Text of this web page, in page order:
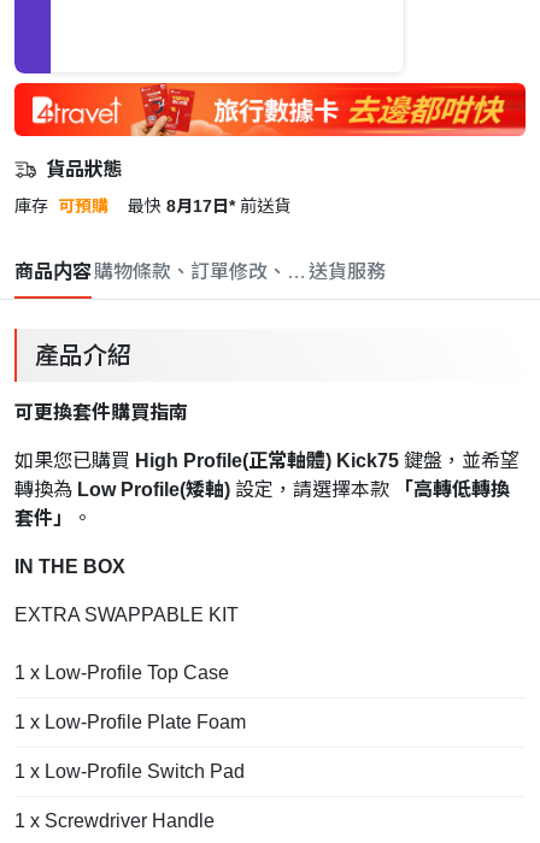
貨品狀態
庫存 可預購 最快 8月17日* 前送貨
商品内容購物條款、訂單修改、取消與退款政策
送貨服務
產品介紹
可更換套件購買指南
如果您已購買 High Profile(正常軸體) Kick75 鍵盤，並希望
轉換為 Low Profile(矮軸) 設定，請選擇本款
「高轉低轉換
套件」
。
IN THE BOX
EXTRA SWAPPABLE KIT
1 x Low-Profile Top Case
1 x Low-Profile Plate Foam
1 x Low-Profile Switch Pad
1 x Screwdriver Handle